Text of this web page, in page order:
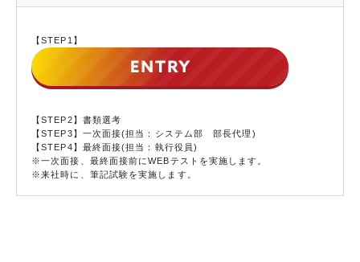
【STEP1】
【STEP2】書類選考
【STEP3】一次面接(担当：システム部 部長代理)
【STEP4】最終面接(担当：執行役員)
※一次面接、最終面接前にWEBテストを実施します。
※来社時に、筆記試験を実施します。